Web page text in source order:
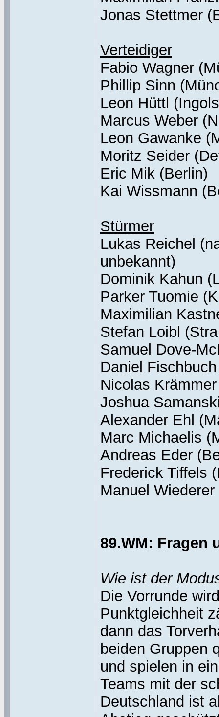
Jonas Stettmer
Verteidiger
Fabio Wagner
Phillip Sinn
Leon Hüttl
Marcus Weber
Leon Gawanke
Moritz Seider
Eric Mik (Berlin)
Kai Wissmann
Stürmer
Lukas Reichel
unbekannt)
Dominik Kahun
Parker Tuomie
Maximilian
Stefan Loibl
Samuel Dove-
Daniel
Nicolas
Joshua
Alexander Ehl
Marc Michaelis
Andreas Eder
Frederick Tiffels
Manuel
89.WM: Fragen
Wie ist der
Die Vorrunde
Punktgleichheit
dann das
beiden Gruppen
und spielen in
Teams mit der
Deutschland ist